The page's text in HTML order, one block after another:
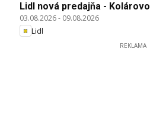
Lidl nová predajňa - Kolárovo
03.08.2026- 09.08.2026
Lidl
REKLAMA